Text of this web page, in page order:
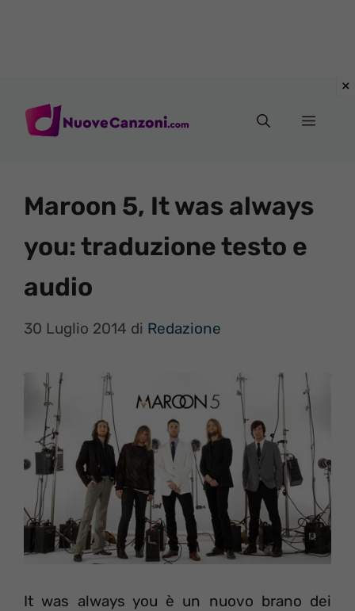
Menu
Maroon 5, It was always
you: traduzione testo e
audio
30 Luglio 2014 di Redazione
It was always you è un nuovo brano dei